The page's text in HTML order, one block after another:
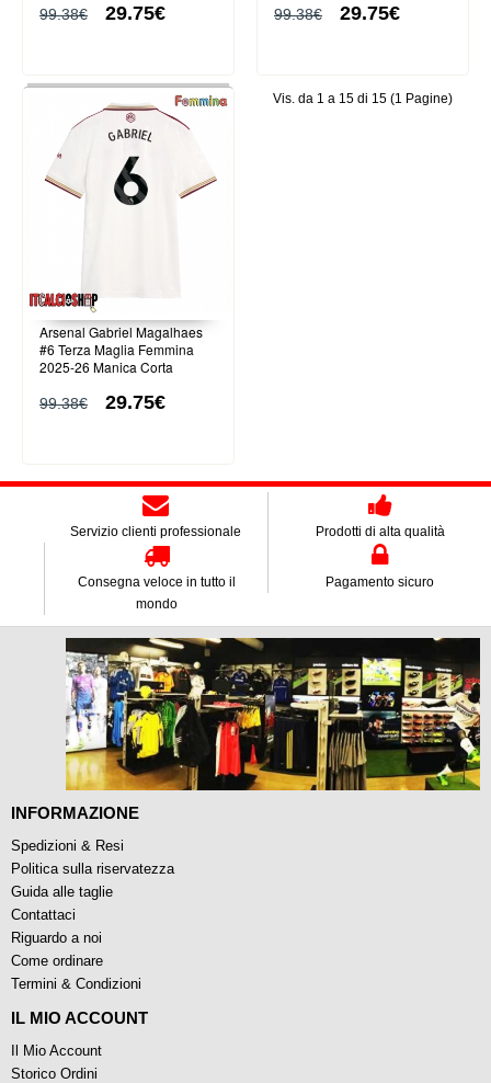
99.38€ 29.75€ 99.38€ 29.75€
Arsenal Gabriel Magalhaes
#6 Terza Maglia Femmina
2025-26 Manica Corta
99.38€ 29.75€
Vis. da 1 a 15 di 15 (1 Pagine)
Servizio clienti professionale Prodotti di alta qualità
Consegna veloce in tutto il
mondo
Pagamento sicuro
INFORMAZIONE
Spedizioni & Resi
Politica sulla riservatezza
Guida alle taglie
Contattaci
Riguardo a noi
Come ordinare
Termini & Condizioni
IL MIO ACCOUNT
Il Mio Account
Storico Ordini